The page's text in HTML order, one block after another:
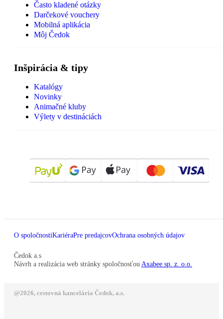
Často kladené otázky
Darčekové vouchery
Mobilná aplikácia
Môj Čedok
Inšpirácia & tipy
Katalógy
Novinky
Animačné kluby
Výlety v destináciách
O spoločnostiKariéraPre predajcovOchrana osobných údajov
Čedok a.s
Návrh a realizácia web stránky spoločnosťou Axabee sp. z. o.o.
@2026, cestovná kancelária Čedok, a.s.